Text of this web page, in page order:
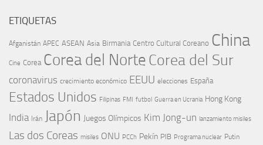
ETIQUETAS
Afganistán APEC ASEAN Asia Birmania Centro Cultural Coreano China
Cine Corea Corea del NorteCorea del Sur
coronavirus crecimiento económico EEUU elecciones España
Estados Unidos Filipinas FMI futbol Guerra en Ucrania Hong Kong
India Irán Japón Juegos Olímpicos Kim Jong-un lanzamiento misiles
Las dos Coreas misiles ONU PCCh Pekín PIB Programa nuclear Putin